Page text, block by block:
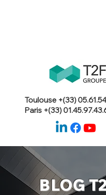
Toulouse +(33)
Paris +(33)
BLOG